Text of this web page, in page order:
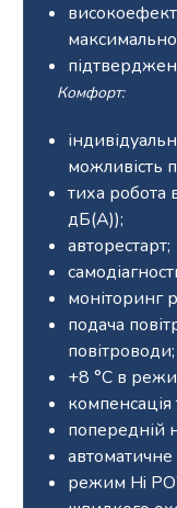
Комфорт:
можливість
тиха робота
дБ(А));
авторестарт;
моніторинг
подача
повітроводи;
+8 °С в
попередній
режим Hi